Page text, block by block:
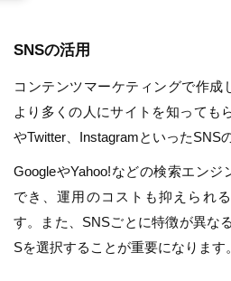
SNSの活用
コンテンツマーケティングで作成
より多くの人にサイトを知っても
やTwitter、InstagramといったSNS
GoogleやYahoo!などの検索エン
でき、運用のコストも抑えられ
す。また、SNSごとに特徴が異な
Sを選択することが重要になります。